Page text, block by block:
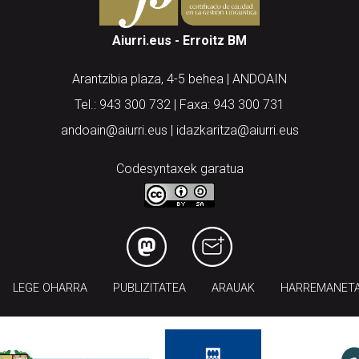
Aiurri.eus - Erroitz BM
Arantzibia plaza, 4-5 behea | ANDOAIN
Tel.: 943 300 732 | Faxa: 943 300 731
andoain@aiurri.eus | idazkaritza@aiurri.eus
Codesyntaxek garatua
LEGE OHARRA PUBLIZITATEA ARAUAK